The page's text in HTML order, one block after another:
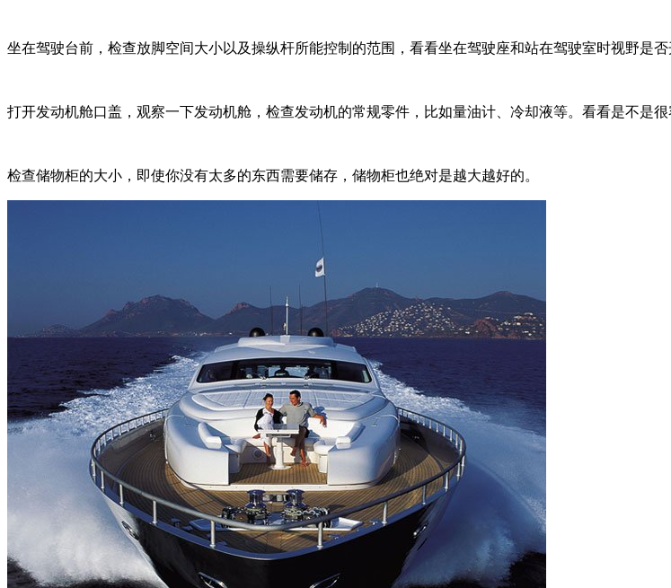
坐在驾驶台前，检查放脚空间大小以及操纵杆所能控制的范围，看看坐在驾驶座和站在驾驶室时视野是否
打开发动机舱口盖，观察一下发动机舱，检查发动机的常规零件，比如量油计、冷却液等。看看是不是很
检查储物柜的大小，即使你没有太多的东西需要储存，储物柜也绝对是越大越好的。